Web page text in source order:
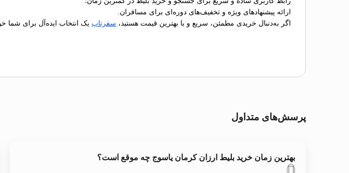
ارائه پیشنهادهای ویژه و تخفیف‌های دوره‌ای برای مسافران.
اگر به‌دنبال خریدی مطمئن، سریع و با بهترین قیمت هستید، سفرتاپ یک انتخاب ایده‌آل برای شما
پرسش‌های متداول
بهترین زمان خرید بلیط ارزان کرمان یاسوج چه موقع است؟